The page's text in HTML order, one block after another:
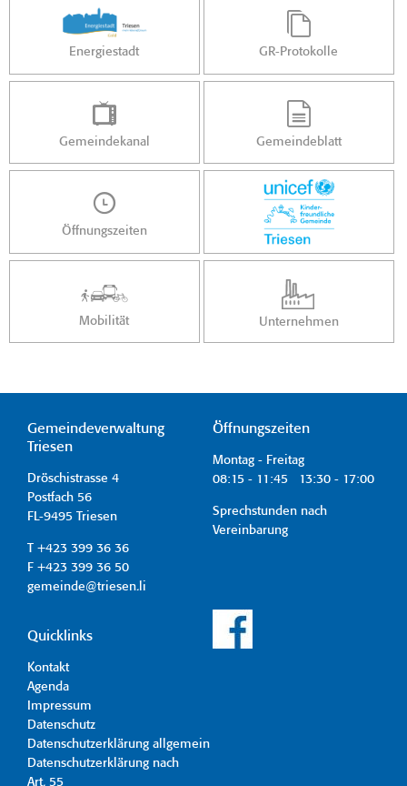
Energiestadt GR-Protokolle
Gemeindekanal Gemeindeblatt
Öffnungszeiten
Mobilität Unternehmen
Gemeindeverwaltung
Triesen
Dröschistrasse 4
Postfach 56
FL-9495 Triesen
T +423 399 36 36
F +423 399 36 50
gemeinde@triesen.li
Öffnungszeiten
Montag - Freitag
08:15 - 11:45 13:30 - 17:00
Sprechstunden nach
Vereinbarung
Quicklinks
Kontakt
Agenda
Impressum
Datenschutz
Datenschutzerklärung allgemein
Datenschutzerklärung nach
Art. 55